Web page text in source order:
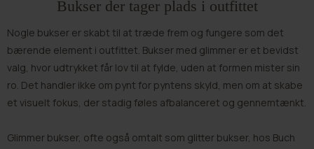
Bukser der tager plads i outfittet
Nogle bukser er skabt til at træde frem og fungere som det
bærende element i outfittet. Bukser med glimmer er et bevidst
valg, hvor udtrykket får lov til at fylde, uden at formen mister sin
ro. Det handler ikke om pynt for pyntens skyld, men om at skabe
et visuelt fokus, der stadig føles afbalanceret og gennemtænkt.
Glimmer bukser, ofte også omtalt som glitter bukser, hos Buch